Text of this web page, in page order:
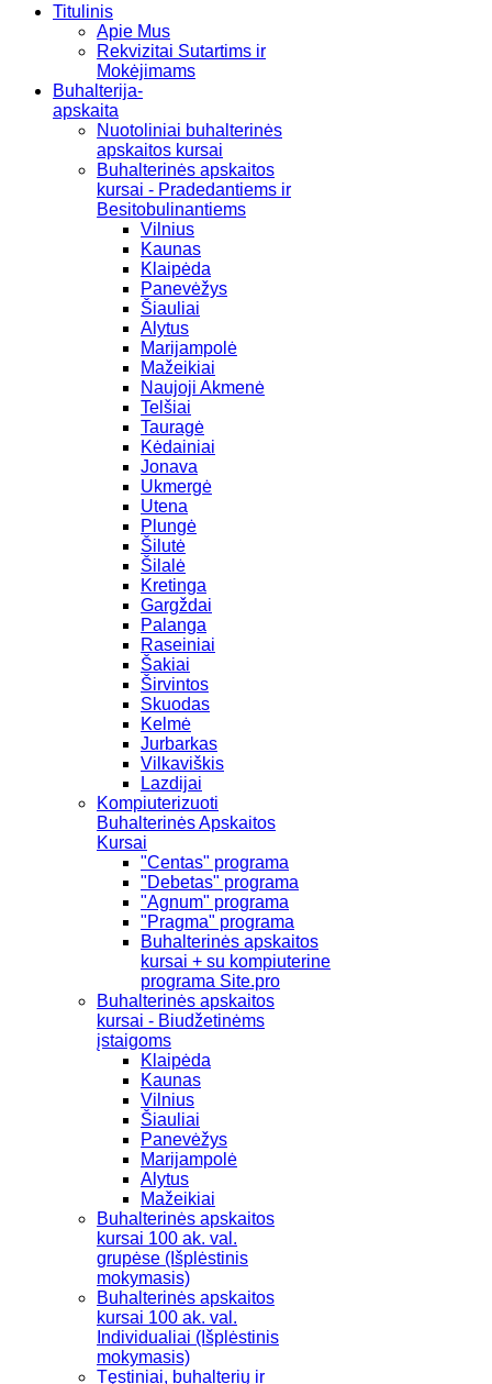
Titulinis
Apie Mus
Rekvizitai Sutartims ir
Mokėjimams
Buhalterija-
apskaita
Nuotoliniai buhalterinės
apskaitos kursai
Buhalterinės apskaitos
kursai - Pradedantiems ir
Besitobulinantiems
Vilnius
Kaunas
Klaipėda
Panevėžys
Šiauliai
Alytus
Marijampolė
Mažeikiai
Naujoji Akmenė
Telšiai
Tauragė
Kėdainiai
Jonava
Ukmergė
Utena
Plungė
Šilutė
Šilalė
Kretinga
Gargždai
Palanga
Raseiniai
Šakiai
Širvintos
Skuodas
Kelmė
Jurbarkas
Vilkaviškis
Lazdijai
Kompiuterizuoti
Buhalterinės Apskaitos
Kursai
"Centas" programa
"Debetas" programa
"Agnum" programa
"Pragma" programa
Buhalterinės apskaitos
kursai + su kompiuterine
programa Site.pro
Buhalterinės apskaitos
kursai - Biudžetinėms
įstaigoms
Klaipėda
Kaunas
Vilnius
Šiauliai
Panevėžys
Marijampolė
Alytus
Mažeikiai
Buhalterinės apskaitos
kursai 100 ak. val.
grupėse (Išplėstinis
mokymasis)
Buhalterinės apskaitos
kursai 100 ak. val.
Individualiai (Išplėstinis
mokymasis)
Tęstiniai, buhalterių ir